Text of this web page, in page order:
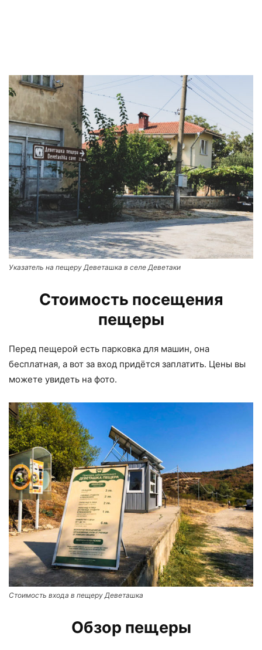
Указатель на пещеру Деветашка в селе Деветаки
Стоимость посещения
пещеры
Перед пещерой есть парковка для машин, она
бесплатная, а вот за вход придётся заплатить. Цены вы
можете увидеть на фото.
Стоимость входа в пещеру Деветашка
Обзор пещеры